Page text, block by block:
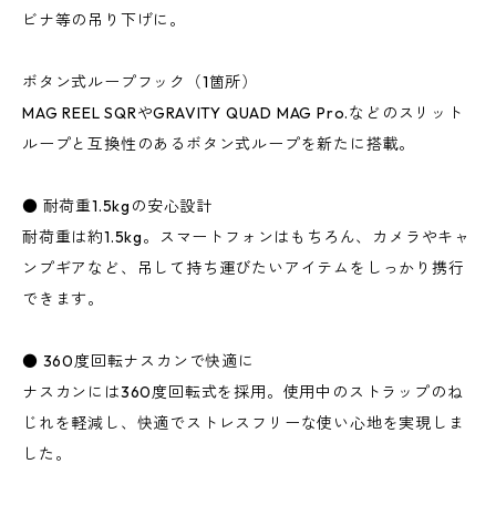
ビナ等の吊り下げに。
ボタン式ループフック（1箇所）
MAG REEL SQRやGRAVITY QUAD MAG Pro.などのスリット
ループと互換性のあるボタン式ループを新たに搭載。
● 耐荷重1.5kgの安心設計
耐荷重は約1.5kg。スマートフォンはもちろん、カメラやキャ
ンプギアなど、吊して持ち運びたいアイテムをしっかり携行
できます。
● 360度回転ナスカンで快適に
ナスカンには360度回転式を採用。使用中のストラップのね
じれを軽減し、快適でストレスフリーな使い心地を実現しま
した。